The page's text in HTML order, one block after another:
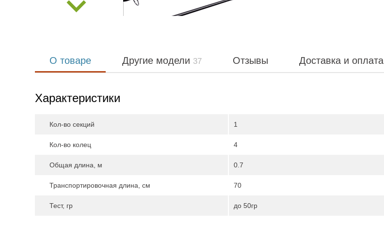
О товаре Другие модели 37 Отзывы Доставка и оплата
Характеристики
Кол-во секций 1
Кол-во колец 4
Общая длина, м 0.7
Транспортировочная длина, см 70
Тест, гр до 50гр